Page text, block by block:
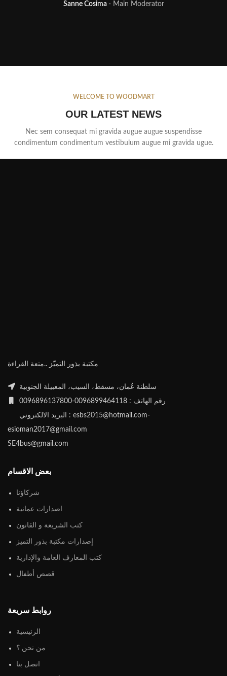
Sanne Cosima Main Moderator
WELCOME TO WOODMART
OUR LATEST NEWS
Nec sem consequat mi gravida augue augue suspendisse
condimentum condimentum vestibulum augue mi gravida ugue.
مكتبة بذور التميّز ..متعة القراءة
سلطنة عُمان، مسقط، السيب، المعبيلة الجنوبية
رقم الهاتف : 0096899464118-0096896137800
esioman2017@gmail.com
SE4bus@gmail.com
بعض الاقسام
شركاؤنا
اصدارات عمانية
كتب الشريعة و القانون
إصدارات مكتبة بذور التميز
كتب المعارف العامة والإدارية
قصص أطفال
روابط سريعة
الرئيسية
من نحن ؟
اتصل بنا